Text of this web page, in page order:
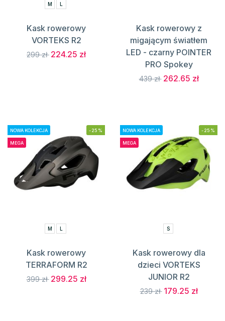
M L
Kask rowerowy
VORTEKS R2
299 zł 224.25 zł
Kask rowerowy z
migającym światłem
LED - czarny POINTER
PRO Spokey
439 zł 262.65 zł
NOWA KOLEKCJA
MEGA
-25%
M L
Kask rowerowy
TERRAFORM R2
399 zł 299.25 zł
NOWA KOLEKCJA
MEGA
-25%
S
Kask rowerowy dla
dzieci VORTEKS
JUNIOR R2
239 zł 179.25 zł